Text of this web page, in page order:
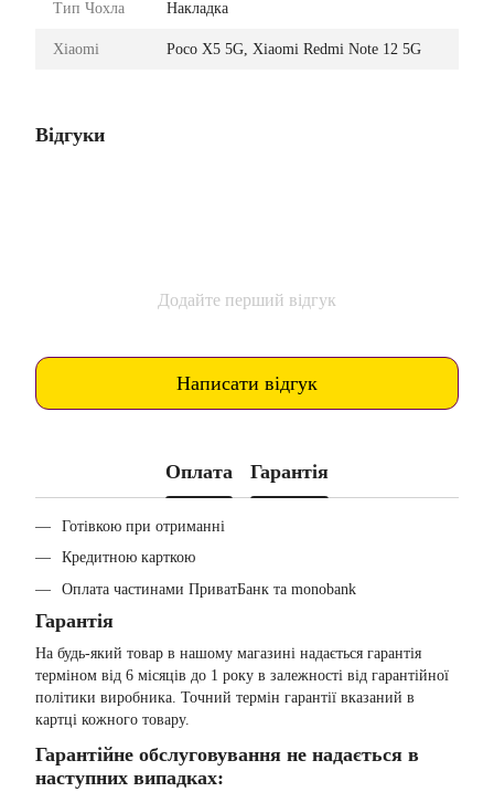
Тип Чохла Накладка
Xiaomi Poco X5 5G, Xiaomi Redmi Note 12 5G
Відгуки
Додайте перший відгук
Написати відгук
Оплата Гарантія
Готівкою при отриманні
Кредитною карткою
Оплата частинами ПриватБанк та monobank
Гарантія
На будь-який товар в нашому магазині надається гарантія
терміном від 6 місяців до 1 року в залежності від гарантійної
політики виробника. Точний термін гарантії вказаний в
картці кожного товару.
Гарантійне обслуговування не надається в
наступних випадках: